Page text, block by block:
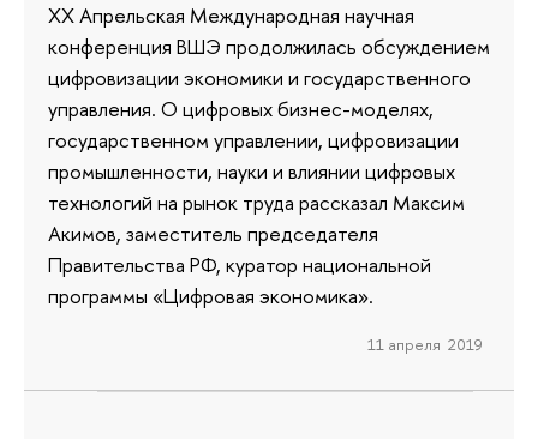
XX Апрельская Международная научная
конференция ВШЭ продолжилась обсуждением
цифровизации экономики и государственного
управления. О цифровых бизнес-моделях,
государственном управлении, цифровизации
промышленности, науки и влиянии цифровых
технологий на рынок труда рассказал Максим
Акимов, заместитель председателя
Правительства РФ, куратор национальной
программы «Цифровая экономика».
11 апреля 2019